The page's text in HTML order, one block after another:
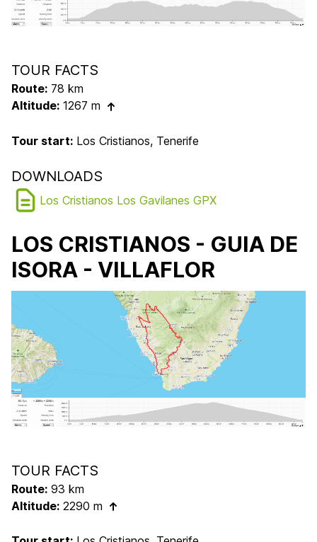
TOUR FACTS
Route: 78 km
Altitude: 1267 m
Tour start: Los Cristianos, Tenerife
DOWNLOADS
Los Cristianos Los Gavilanes GPX
LOS CRISTIANOS - GUIA DE
ISORA - VILLAFLOR
TOUR FACTS
Route: 93 km
Altitude: 2290 m